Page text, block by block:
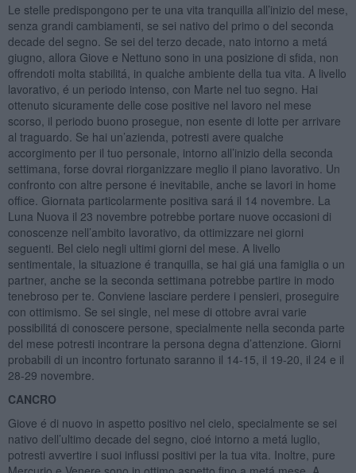
Le stelle predispongono per te una vita tranquilla all’inizio del mese,
senza grandi cambiamenti, se sei nativo del primo o del seconda
decade del segno. Se sei del terzo decade, nato intorno a metá
giugno, allora Giove e Nettuno sono in una posizione di sfida, non
offrendoti molta stabilitá, in qualche ambiente della tua vita. A livello
lavorativo, é un periodo intenso, con Marte nel tuo segno. Hai
ottenuto sicuramente delle cose positive nel lavoro nel mese
scorso, il periodo buono prosegue, non esente di lotte per arrivare
al traguardo. Se hai un’azienda, potresti avere qualche
accorgimento per il tuo personale, intorno all’inizio della seconda
settimana, forse dovrai riorganizzare meglio il piano lavorativo. Un
confronto con altre persone é inevitabile, anche se lavori in home
office. Giornata particolarmente positiva sará il 14 novembre. La
Luna Nuova il 23 novembre potrebbe portare nuove occasioni di
conoscenze nell’ambito lavorativo, da ottimizzare nei giorni
seguenti. Bel cielo negli ultimi giorni del mese. A livello
sentimentale, la situazione é tranquilla, se hai giá una famiglia o un
partner, anche se la seconda settimana potrebbe partire in modo
tenebroso per te. Conviene lasciare perdere i pensieri, proseguire
con ottimismo. Se sei single, nel mese di ottobre avrai varie
possibilitá di conoscere persone, specialmente nella seconda parte
del mese potresti incontrare la persona degna d’attenzione. Giorni
probabili di un incontro fortunato saranno il 14-15, il 19-20, il 24 e il
28-29 novembre.
CANCRO
Giove é di nuovo in aspetto positivo nel cielo, specialmente se sei
nativo dell’ultimo decade del segno, cioé intorno a metá luglio,
potresti avvertire i suoi influssi positivi per la tua vita. Inoltre, pure